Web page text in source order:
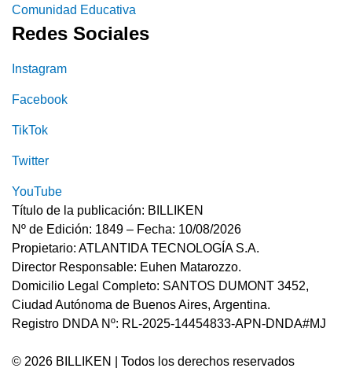
Comunidad Educativa
Redes Sociales
Instagram
Facebook
TikTok
Twitter
YouTube
Título de la publicación: BILLIKEN
Nº de Edición: 1849 – Fecha: 10/08/2026
Propietario: ATLANTIDA TECNOLOGÍA S.A.
Director Responsable: Euhen Matarozzo.
Domicilio Legal Completo: SANTOS DUMONT 3452,
Ciudad Autónoma de Buenos Aires, Argentina.
Registro DNDA Nº: RL-2025-14454833-APN-DNDA#MJ
© 2026 BILLIKEN | Todos los derechos reservados